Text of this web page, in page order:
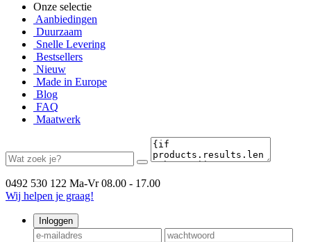
Onze selectie
Aanbiedingen
Duurzaam
Snelle Levering
Bestsellers
Nieuw
Made in Europe
Blog
FAQ
Maatwerk
0492 530 122 Ma-Vr 08.00 - 17.00
Wij helpen je graag!
Inloggen